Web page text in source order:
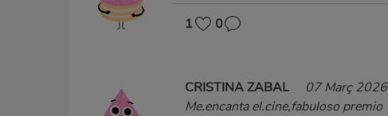
1 0
CRISTINA ZABAL
07 Març 2026
Me.encanta el.cine,fabuloso premio